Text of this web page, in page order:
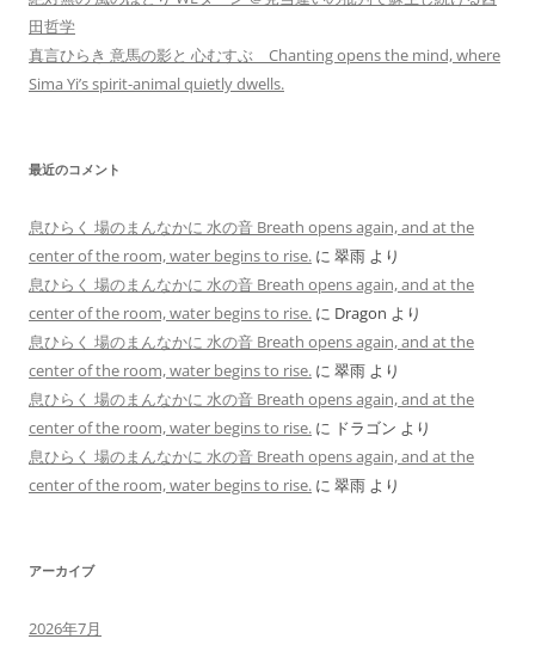
田哲学
真言ひらき 意馬の影と 心むすぶ Chanting opens the mind, where
Sima Yi’s spirit-animal quietly dwells.
最近のコメント
息ひらく 場のまんなかに 水の音 Breath opens again, and at the
center of the room, water begins to rise. に 翠雨 より
息ひらく 場のまんなかに 水の音 Breath opens again, and at the
center of the room, water begins to rise. に Dragon より
息ひらく 場のまんなかに 水の音 Breath opens again, and at the
center of the room, water begins to rise. に 翠雨 より
息ひらく 場のまんなかに 水の音 Breath opens again, and at the
center of the room, water begins to rise. に ドラゴン より
息ひらく 場のまんなかに 水の音 Breath opens again, and at the
center of the room, water begins to rise. に 翠雨 より
アーカイブ
2026年7月